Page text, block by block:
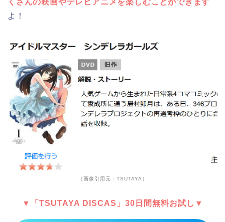
くさんの映画やテレビアニメを楽しむことができます
よ！
（画像引用元：TSUTAYA）
▼「TSUTAYA DISCAS」30日間無料お試し▼